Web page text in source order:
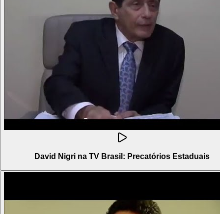
David Nigri na TV Brasil: Precatórios Estaduais